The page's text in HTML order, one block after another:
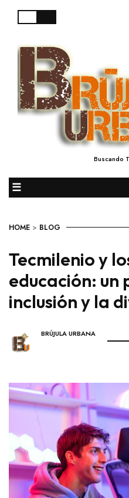
Buscando
☰
HOME > BLOG
Tecmilenio y
educación: un
inclusión y la
BRÚJULA URBANA